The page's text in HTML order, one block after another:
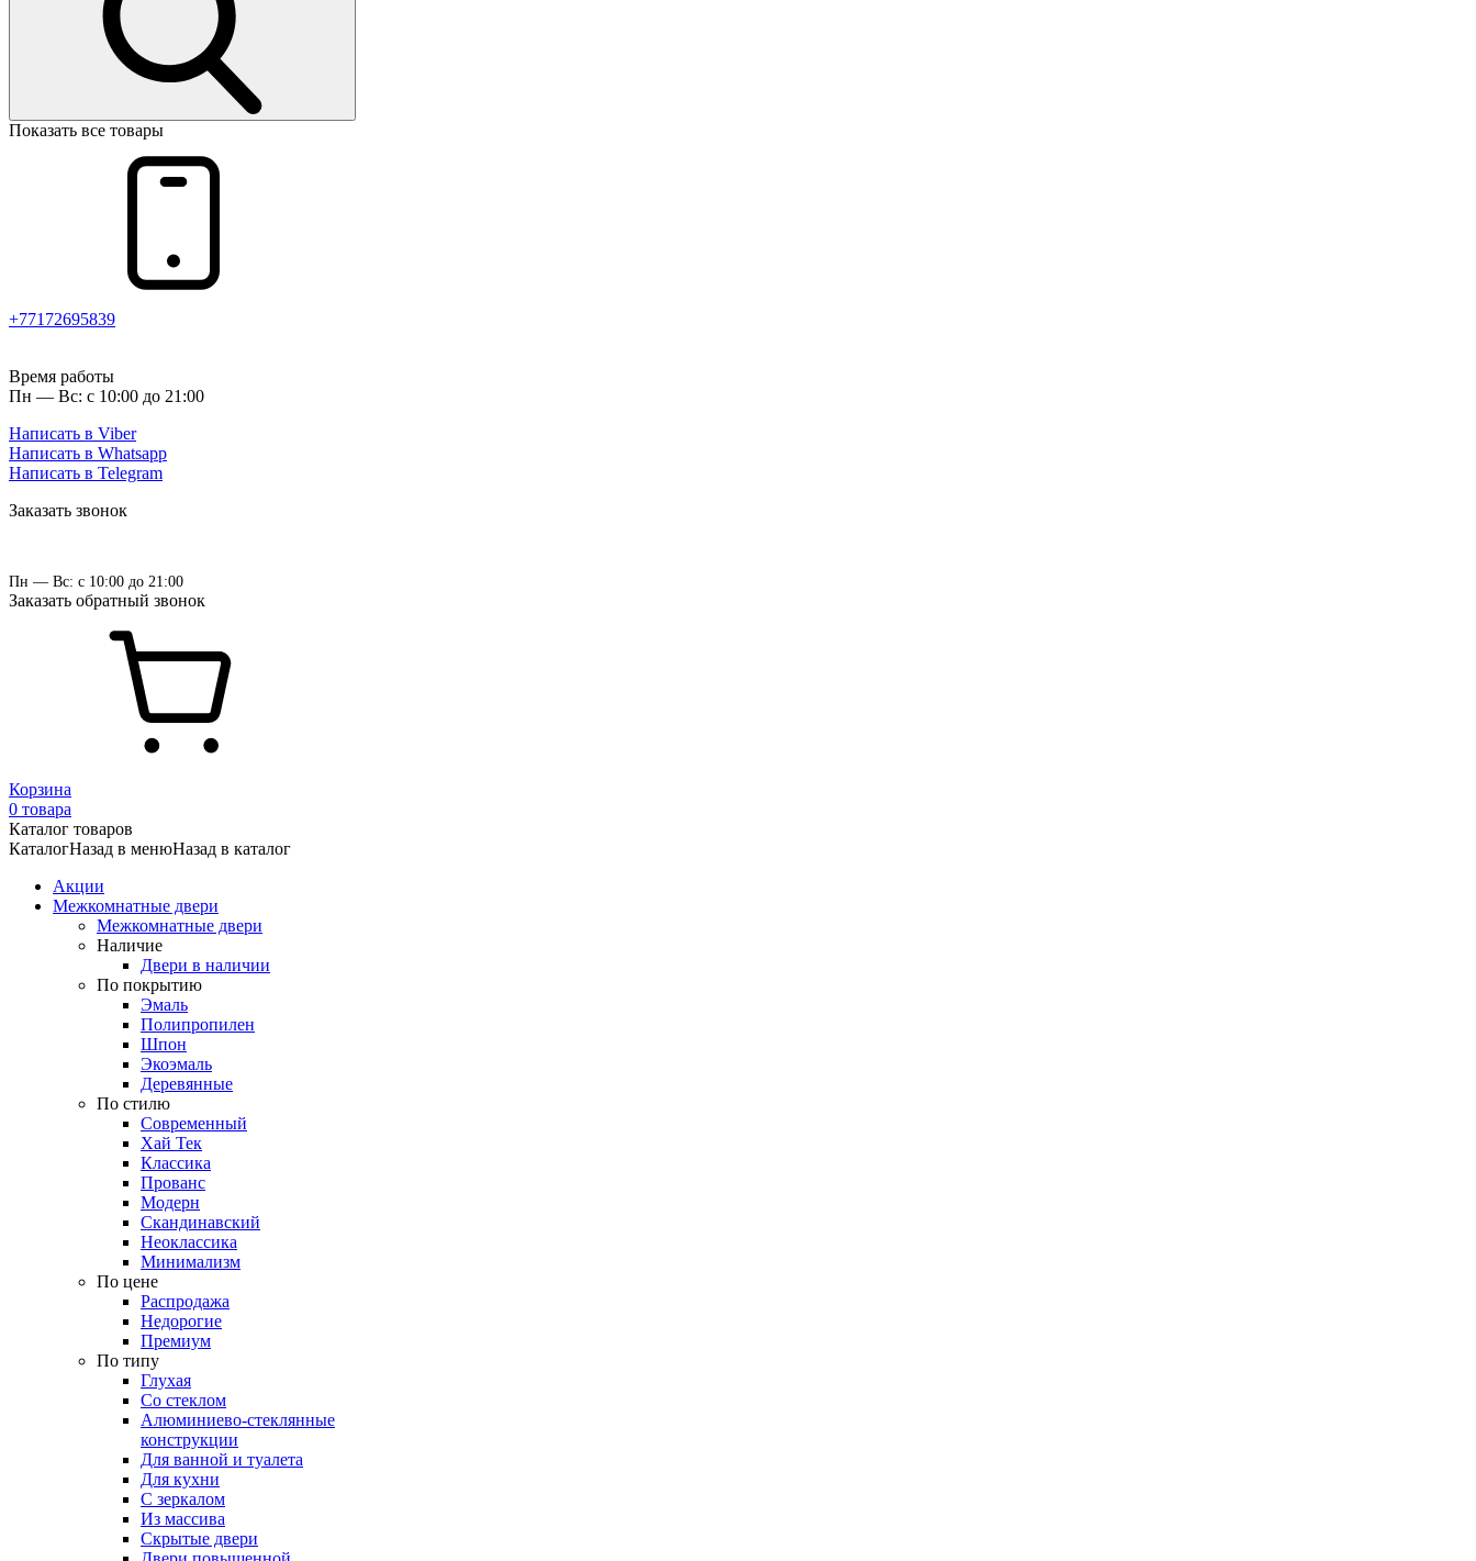
Показать все товары
+77172695839
Время работы
Пн — Вс: с 10:00 до 21:00
Написать в Viber
Написать в Whatsapp
Написать в Telegram
Заказать звонок
Пн — Вс: с 10:00 до 21:00
Заказать обратный звонок
Корзина
0 товара
Каталог товаров
КаталогНазад в менюНазад в каталог
Акции
Межкомнатные двери
Межкомнатные двери
Наличие
Двери в наличии
По покрытию
Эмаль
Полипропилен
Шпон
Экоэмаль
Деревянные
По стилю
Современный
Хай Тек
Классика
Прованс
Модерн
Скандинавский
Неоклассика
Минимализм
По цене
Распродажа
Недорогие
Премиум
По типу
Глухая
Со стеклом
Алюминиево-стеклянные
конструкции
Для ванной и туалета
Для кухни
С зеркалом
Из массива
Скрытые двери